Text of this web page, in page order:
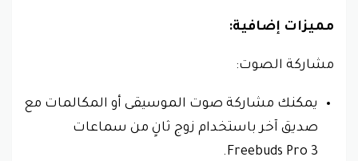
مميزات إضافية:
مشاركة الصوت:
يمكنك مشاركة صوت الموسيقى أو المكالمات مع
صديق آخر باستخدام زوج ثانٍ من سماعات
Freebuds Pro 3.